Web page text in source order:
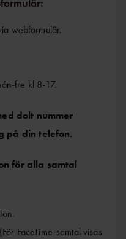
webformulär.
fre kl 8-17.
dolt nummer
på din telefon.
för alla samtal
(För FaceTime-samtal visas